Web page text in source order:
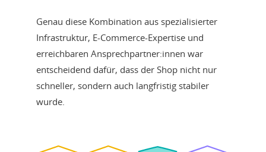
Genau diese Kombination aus spezialisierter
Infrastruktur, E-Commerce-Expertise und
erreichbaren Ansprechpartner:innen war
entscheidend dafür, dass der Shop nicht nur
schneller, sondern auch langfristig stabiler
wurde.